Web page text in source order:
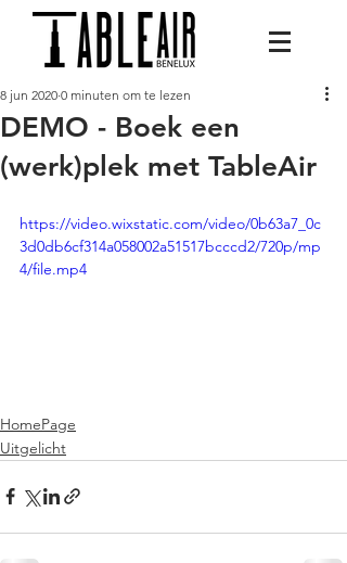
DEMO - Boek een
(werk)plek met TableAir
8 jun 2020 0 minuten om te lezen
https://video.wixstatic.com/video/0b63a7_0c
3d0db6cf314a058002a51517bcccd2/720p/mp
4/file.mp4
HomePage
Uitgelicht